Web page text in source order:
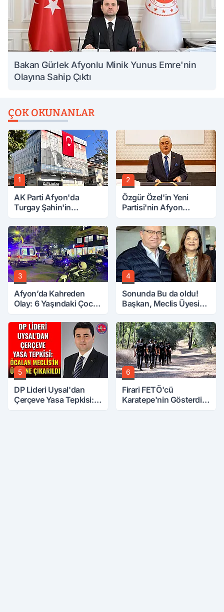
Bakan Gürlek Afyonlu Minik Yunus Emre'nin
Olayına Sahip Çıktı
ÇOK OKUNANLAR
1
AK Parti Afyon'da
Turgay Şahin'in
2
Özgür Özel'in Yeni
Partisi'nin Afyon
3
Afyon’da Kahreden
Olay: 6 Yaşındaki Çocuk
4
Sonunda Bu da oldu!
Başkan, Meclis Üyesini
Attırdı
5
DP Lideri Uysal'dan
Çerçeve Yasa Tepkisi:
6
Firari FETÖ'cü
Karatepe'nin Gösterdiği